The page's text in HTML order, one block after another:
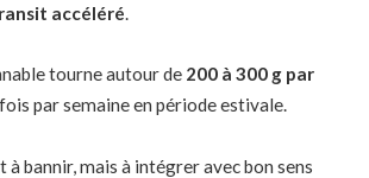
accéléré
tourne autour de 200 à 300 g par
par semaine en période estivale.
à bannir, mais à intégrer avec bon sens